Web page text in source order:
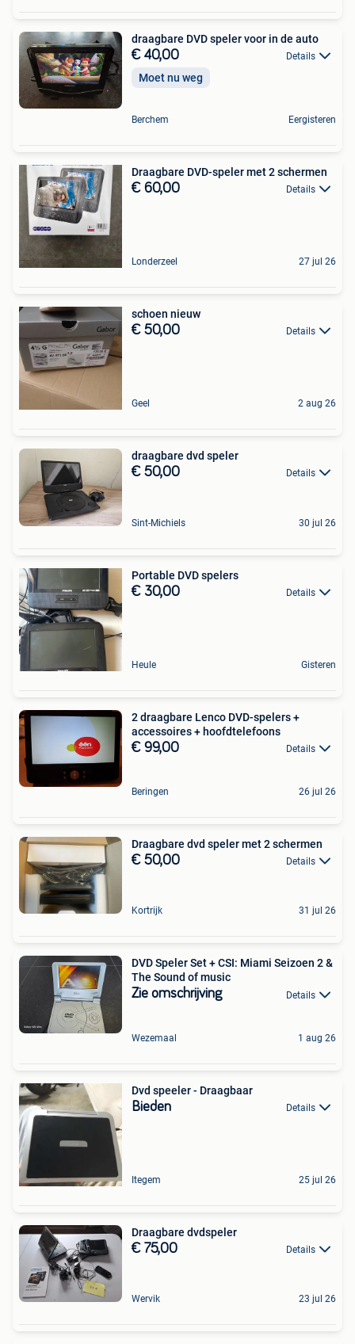
draagbare DVD speler voor in de auto
€ 40,00 Details
Moet nu weg
Berchem Eergisteren
Draagbare DVD-speler met 2 schermen
€ 60,00 Details
Londerzeel 27 jul 26
schoen nieuw
€ 50,00 Details
Geel 2 aug 26
draagbare dvd speler
€ 50,00 Details
Sint-Michiels 30 jul 26
Portable DVD spelers
€ 30,00 Details
Heule Gisteren
2 draagbare Lenco DVD-spelers +
accessoires + hoofdtelefoons
€ 99,00 Details
Beringen 26 jul 26
Draagbare dvd speler met 2 schermen
€ 50,00 Details
Kortrijk 31 jul 26
DVD Speler Set + CSI: Miami Seizoen 2 &
The Sound of music
Zie omschrijving Details
Wezemaal 1 aug 26
Dvd speeler - Draagbaar
Bieden Details
Itegem 25 jul 26
Draagbare dvdspeler
€ 75,00 Details
Wervik 23 jul 26